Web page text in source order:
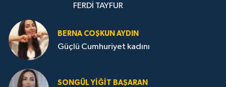
FERDİ TAYFUR
BERNA COŞKUN AYDIN
Güçlü Cumhuriyet kadını
SONGÜL YIĞIT BAŞARAN